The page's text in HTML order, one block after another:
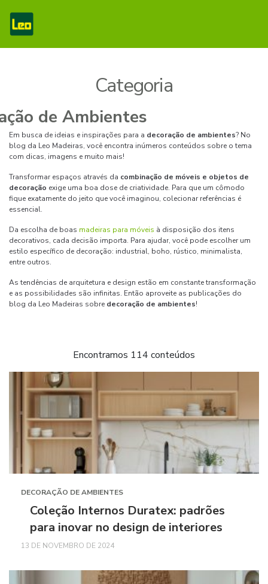
Categoria
Em busca de ideias e inspirações para a decoração de ambientes? No
blog da Leo Madeiras, você encontra inúmeros conteúdos sobre o tema
com dicas, imagens e muito mais!
Transformar espaços através da combinação de móveis e objetos de
decoração exige uma boa dose de criatividade. Para que um cômodo
fique exatamente do jeito que você imaginou, colecionar referências é
essencial.
Da escolha de boas madeiras para móveis à disposição dos itens
decorativos, cada decisão importa. Para ajudar, você pode escolher um
estilo específico de decoração: industrial, boho, rústico, minimalista,
entre outros.
As tendências de arquitetura e design estão em constante transformação
e as possibilidades são infinitas. Então aproveite as publicações do
blog da Leo Madeiras sobre decoração de ambientes!
Encontramos 114 conteúdos
DECORAÇÃO DE AMBIENTES
Coleção Internos Duratex: padrões
para inovar no design de interiores
13 DE NOVEMBRO DE 2024